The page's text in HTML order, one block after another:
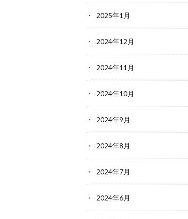
2025年1月
2024年12月
2024年11月
2024年10月
2024年9月
2024年8月
2024年7月
2024年6月